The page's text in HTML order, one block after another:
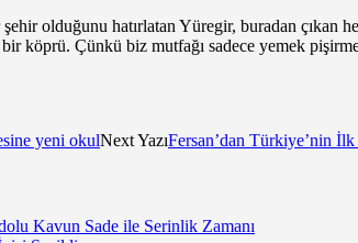
olduğunu hatırlatan Yüregir, buradan
köprü. Çünkü biz mutfağı sadece yemek
yeni okulNext YazıFersan’dan Türkiye’nin
Kavun Sade ile Serinlik Zamanı